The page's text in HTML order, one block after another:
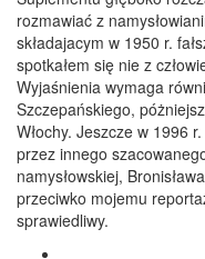
rozmawiać z
składajacym w 1950 r.
spotkałem się nie z
Wyjaśnienia wymaga
Szczepańskiego,
Włochy. Jeszcze w 1996
przez innego
namysłowskiej,
przeciwko mojemu
sprawiedliwy.